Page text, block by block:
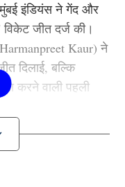
इंडियंस ने गेंद और
जीत दर्ज की।
Kaur) ने
दिलाई, बल्कि
करने वाली पहली